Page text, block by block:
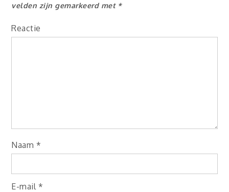
velden zijn gemarkeerd met *
Reactie
Naam *
E-mail *